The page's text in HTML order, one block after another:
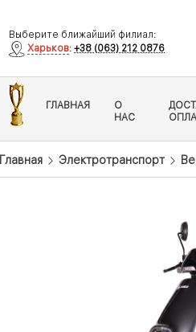
Выберите ближайший филиал:
Харьков: +38 (063) 212 0876
ГЛАВНАЯ
О
НАС
Главная Электротранспорт